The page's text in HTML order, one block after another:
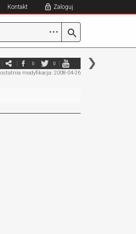
Kontakt Zaloguj
⋯
0 0
ostatnia modyfikacja: 2008-04-26